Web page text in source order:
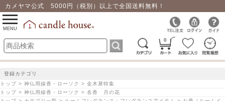
カメヤマ公式 5000円（税別）以上で全国送料無料！
0
toggle
navigation
MENU
登録カテゴリ
トップ > 神仏用線香・ローソク > 金木犀特集
トップ > 神仏用線香・ローソク > 名香 月の花